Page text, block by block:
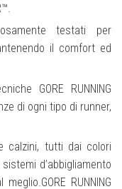
testati per
il comfort ed
GORE RUNNING
di ogni tipo di runner,
calzini, tutti dai colori
sistemi d’abbigliamento
RUNNING